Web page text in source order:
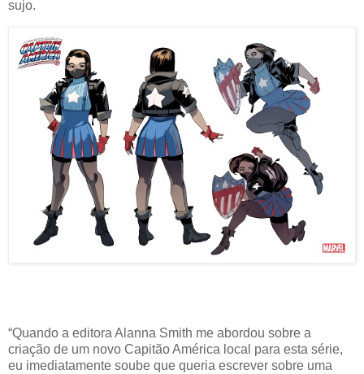
sujo.
“Quando a editora Alanna Smith me abordou sobre a
criação de um novo Capitão América local para esta série,
eu imediatamente soube que queria escrever sobre uma